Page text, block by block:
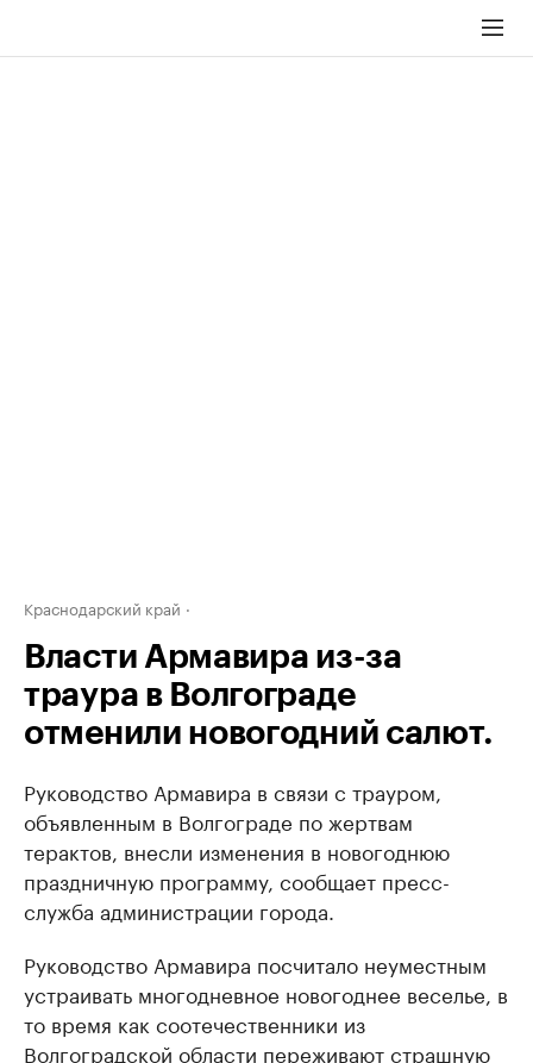
Краснодарский край
Власти Армавира из-за
траура в Волгограде
отменили новогодний салют.
Руководство Армавира в связи с трауром,
объявленным в Волгограде по жертвам
терактов, внесли изменения в новогоднюю
праздничную программу, сообщает пресс-
служба администрации города.
Руководство Армавира посчитало неуместным
устраивать многодневное новогоднее веселье, в
то время как соотечественники из
Волгоградской области переживают страшную